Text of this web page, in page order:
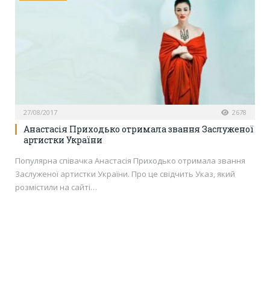
27/08/2017 2678
Анастасія Приходько отримала звання Заслуженої
артистки України
Популярна співачка Анастасія Приходько отримала звання
Заслуженої артистки України. Про це свідчить Указ, який
розмістили на сайті…